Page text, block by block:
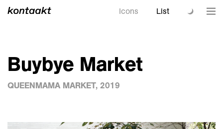
Icons List
Buybye Market
QUEENMAMA MARKET, 2019